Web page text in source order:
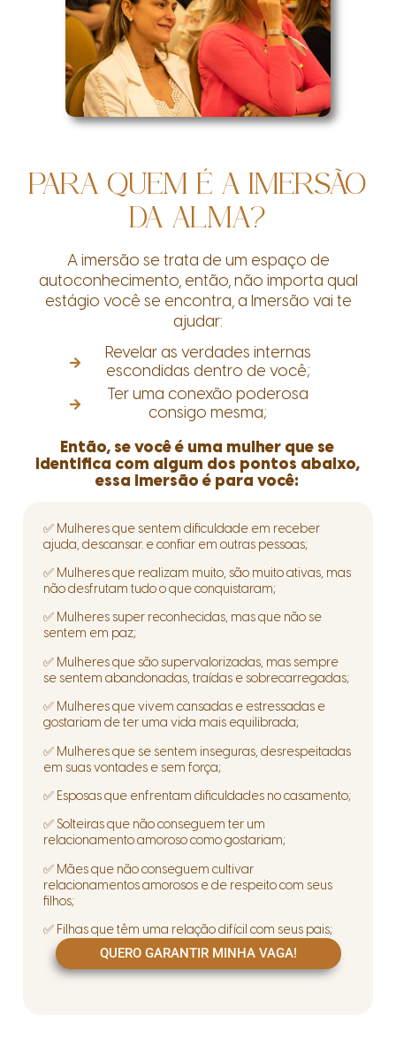
PARA QUEM É A IMERSÃO
DA ALMA?
A imersão se trata de um espaço de
autoconhecimento, então, não importa qual
estágio você se encontra, a Imersão vai te
ajudar:
Revelar as verdades internas
escondidas dentro de você;
Ter uma conexão poderosa
consigo mesma;
Então, se você é uma mulher que se
identifica com algum dos pontos abaixo,
essa imersão é para você:
✅ Mulheres que sentem dificuldade em receber
ajuda, descansar. e confiar em outras pessoas;
✅ Mulheres que realizam muito, são muito ativas, mas
não desfrutam tudo o que conquistaram;
✅ Mulheres super reconhecidas, mas que não se
sentem em paz;
✅ Mulheres que são supervalorizadas, mas sempre
se sentem abandonadas, traídas e sobrecarregadas;
✅ Mulheres que vivem cansadas e estressadas e
gostariam de ter uma vida mais equilibrada;
✅ Mulheres que se sentem inseguras, desrespeitadas
em suas vontades e sem força;
✅ Esposas que enfrentam dificuldades no casamento;
✅ Solteiras que não conseguem ter um
relacionamento amoroso como gostariam;
✅ Mães que não conseguem cultivar
relacionamentos amorosos e de respeito com seus
filhos;
✅ Filhas que têm uma relação difícil com seus pais;
QUERO GARANTIR MINHA VAGA!